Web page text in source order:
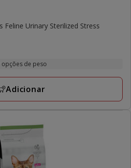
Feline Urinary Sterilized Stress
opções de peso
Adicionar